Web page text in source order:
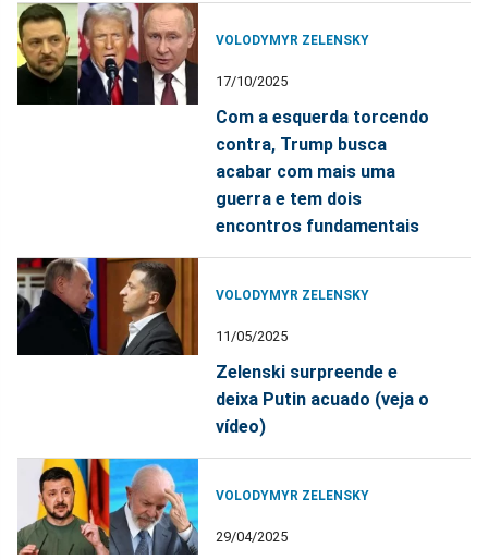
VOLODYMYR ZELENSKY
17/10/2025
Com a esquerda torcendo
contra, Trump busca
acabar com mais uma
guerra e tem dois
encontros fundamentais
VOLODYMYR ZELENSKY
11/05/2025
Zelenski surpreende e
deixa Putin acuado (veja o
vídeo)
VOLODYMYR ZELENSKY
29/04/2025